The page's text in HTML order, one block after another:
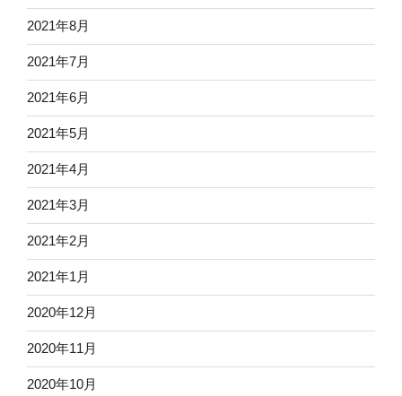
2021年8月
2021年7月
2021年6月
2021年5月
2021年4月
2021年3月
2021年2月
2021年1月
2020年12月
2020年11月
2020年10月